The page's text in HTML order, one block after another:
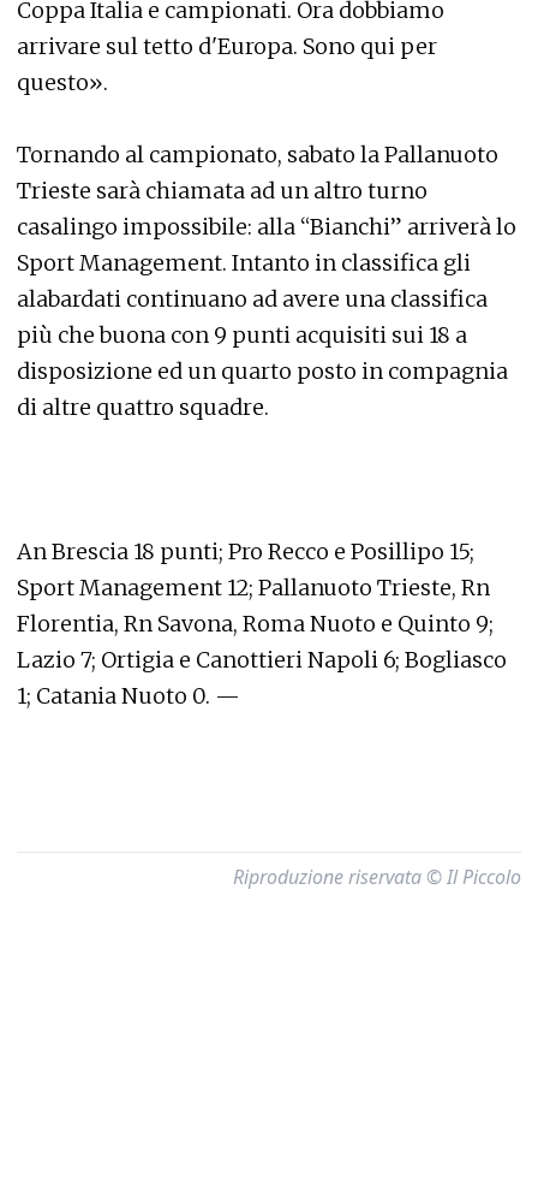
Coppa Italia e campionati. Ora dobbiamo
arrivare sul tetto d'Europa. Sono qui per
questo».
Tornando al campionato, sabato la Pallanuoto
Trieste sarà chiamata ad un altro turno
casalingo impossibile: alla “Bianchi” arriverà lo
Sport Management. Intanto in classifica gli
alabardati continuano ad avere una classifica
più che buona con 9 punti acquisiti sui 18 a
disposizione ed un quarto posto in compagnia
di altre quattro squadre.
An Brescia 18 punti; Pro Recco e Posillipo 15;
Sport Management 12; Pallanuoto Trieste, Rn
Florentia, Rn Savona, Roma Nuoto e Quinto 9;
Lazio 7; Ortigia e Canottieri Napoli 6; Bogliasco
1; Catania Nuoto 0. —
Riproduzione riservata © Il Piccolo